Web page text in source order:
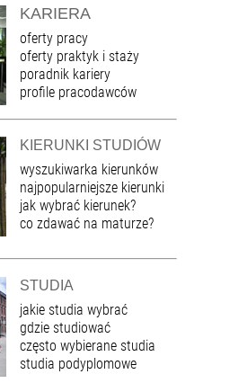
KARIERA
oferty pracy
oferty praktyk i staży
poradnik kariery
profile pracodawców
KIERUNKI STUDIÓW
wyszukiwarka kierunków
najpopularniejsze kierunki
jak wybrać kierunek?
co zdawać na maturze?
STUDIA
jakie studia wybrać
gdzie studiować
często wybierane studia
studia podyplomowe